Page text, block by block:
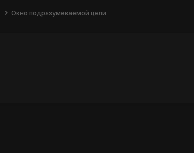
Окно подразумеваемой цели